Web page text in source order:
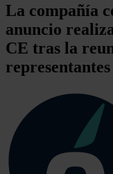
La compañía
anuncio
CE tras la